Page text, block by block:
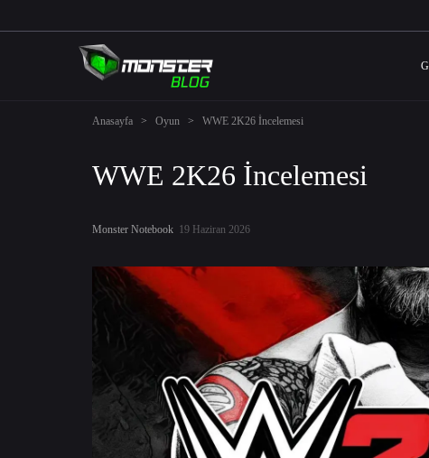
Anasayfa > Oyun > WWE 2K26 İncelemesi
WWE 2K26 İncelemesi
Monster Notebook 19 Haziran 2026